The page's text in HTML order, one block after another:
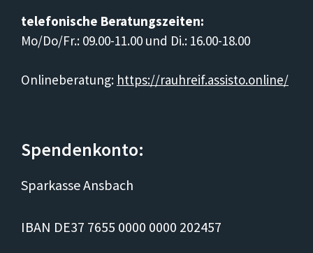
telefonische Beratungszeiten:
Mo/Do/Fr.: 09.00-11.00 und Di.: 16.00-18.00
Onlineberatung: https://rauhreif.assisto.online/
Spendenkonto:
Sparkasse Ansbach
IBAN DE37 7655 0000 0000 202457